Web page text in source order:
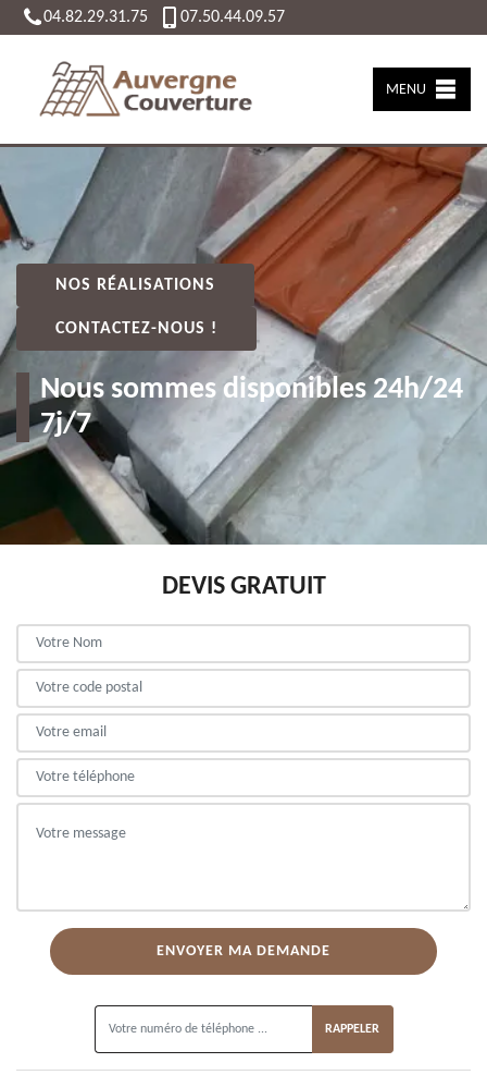
04.82.29.31.75 07.50.44.09.57
MENU
NOS RÉALISATIONS
CONTACTEZ-NOUS !
Nous sommes disponibles 24h/24
7j/7
DEVIS GRATUIT